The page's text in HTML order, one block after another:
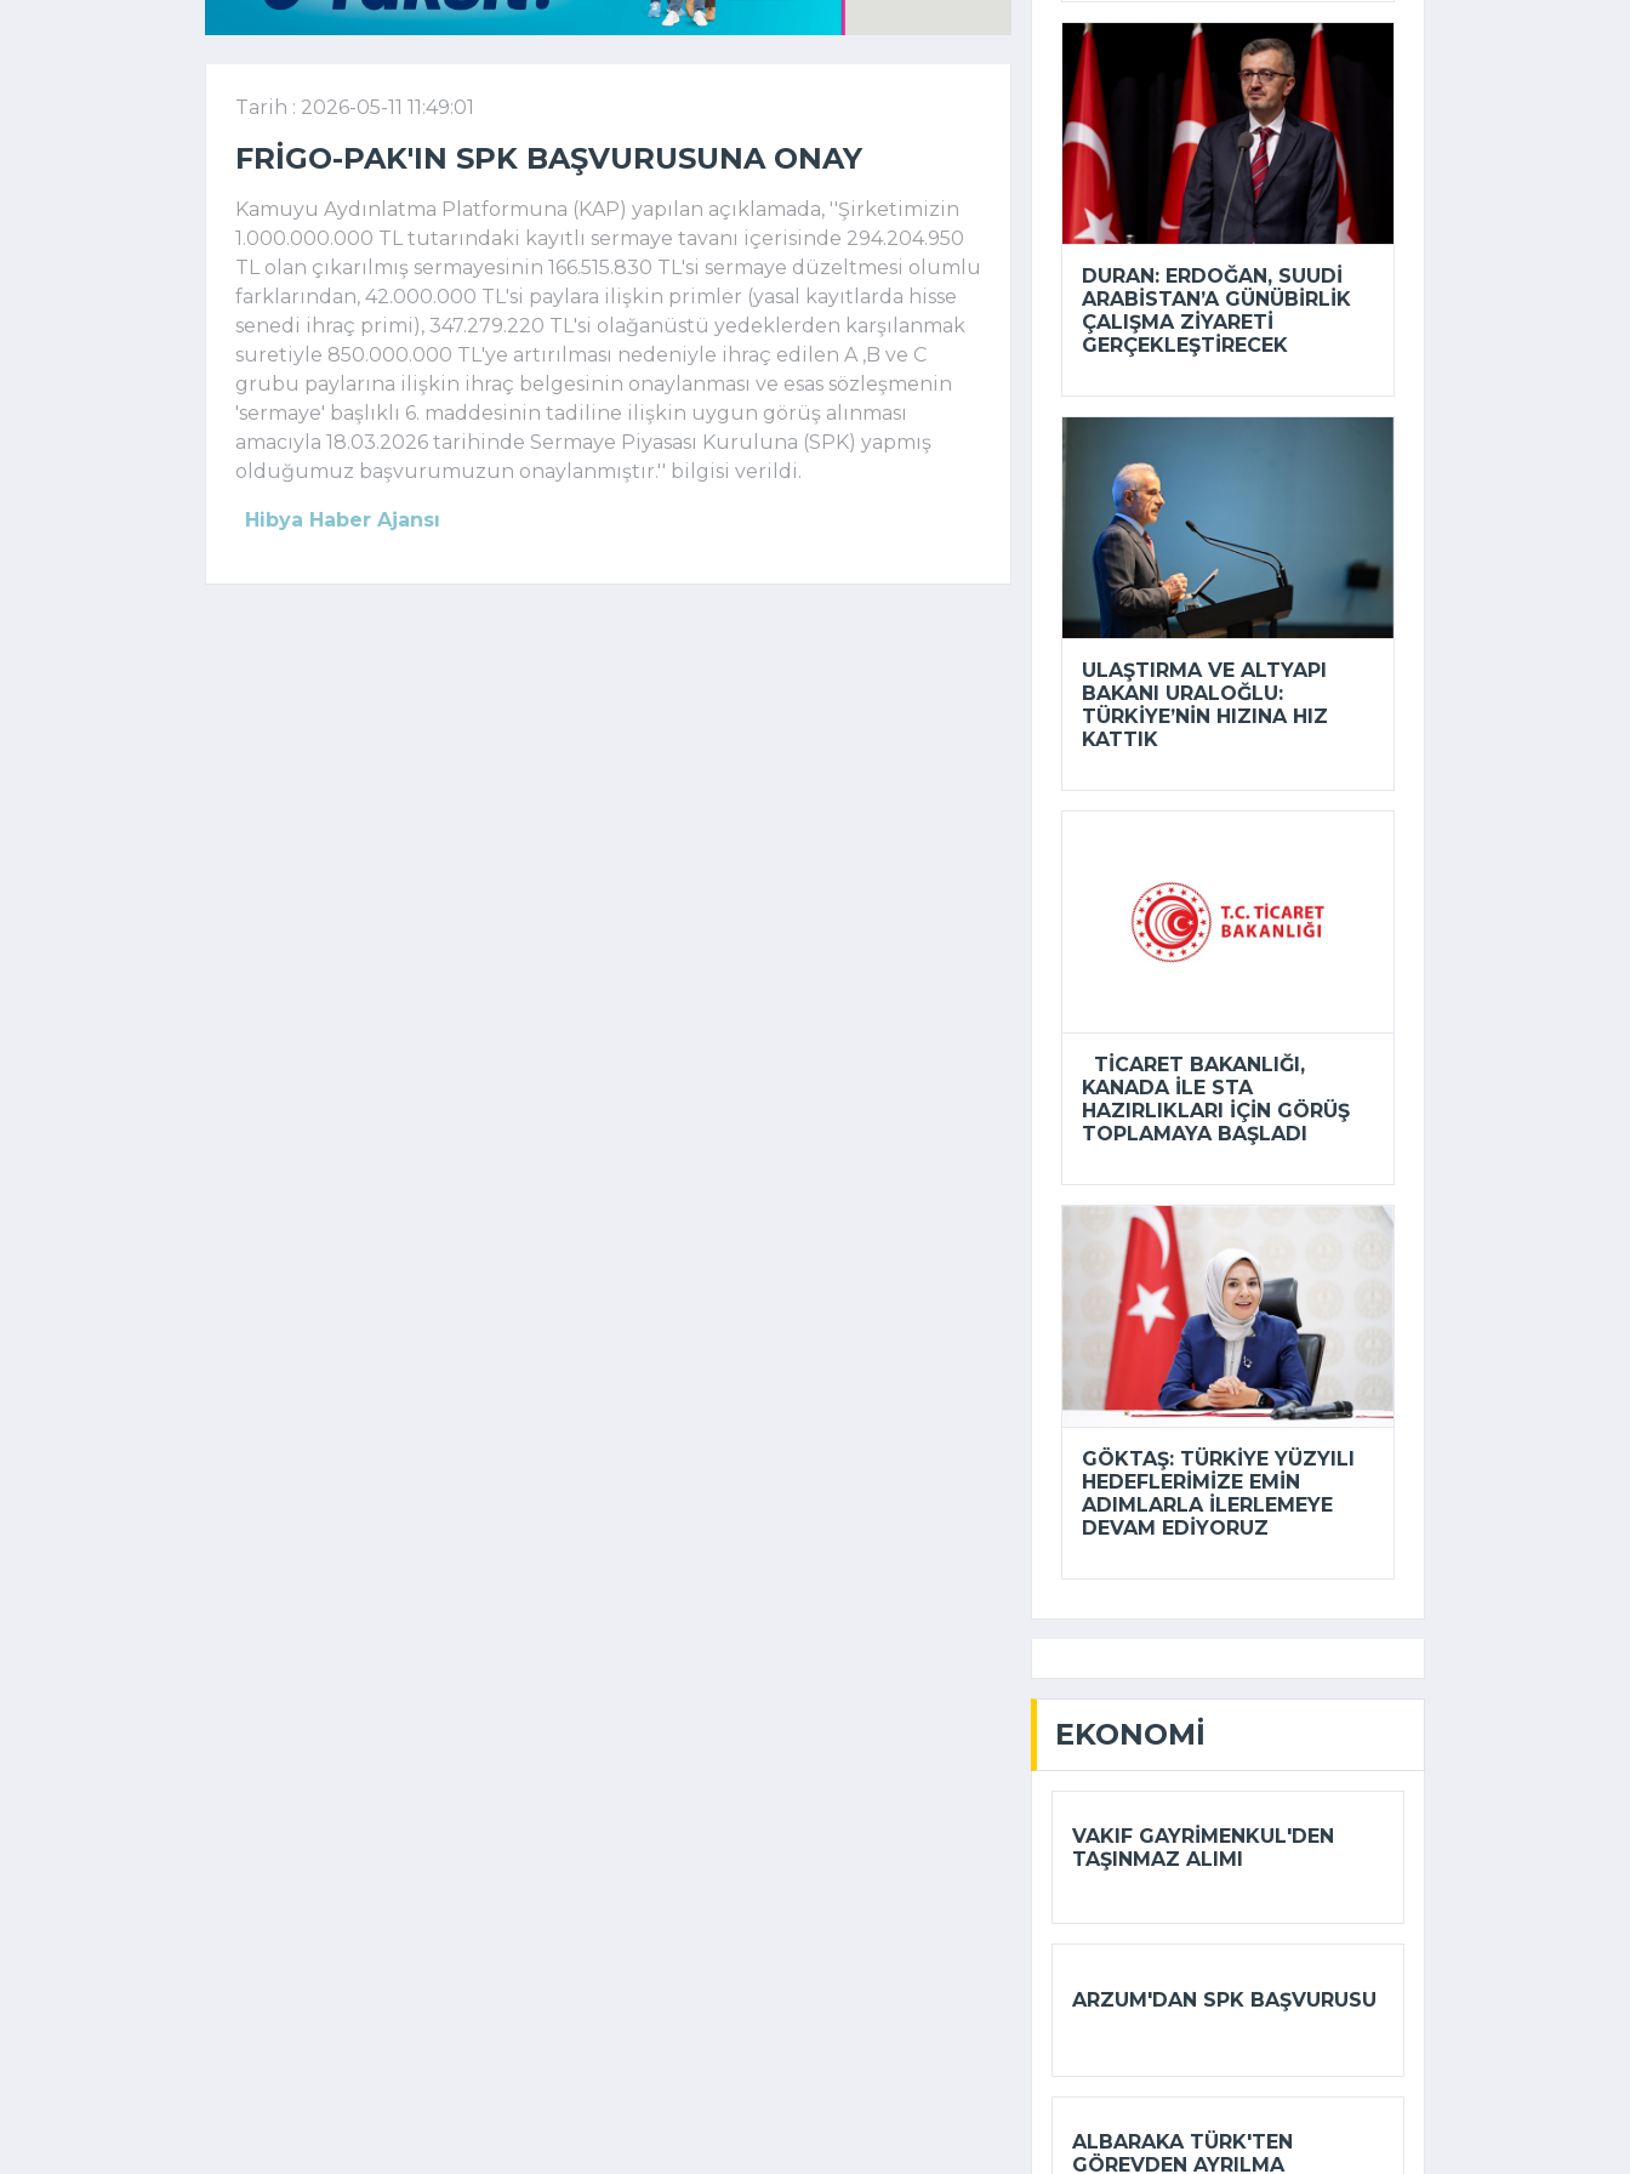
Tarih : 2026-05-11 11:49:01
FRIGO-PAK'IN SPK BAŞVURUSUNA ONAY
Kamuyu Aydınlatma Platformuna (KAP) yapılan açıklamada, ''Şirketimizin
1.000.000.000 TL tutarındaki kayıtlı sermaye tavanı içerisinde 294.204.950
TL olan çıkarılmış sermayesinin 166.515.830 TL'si sermaye düzeltmesi olumlu
farklarından, 42.000.000 TL'si paylara ilişkin primler (yasal kayıtlarda hisse
senedi ihraç primi), 347.279.220 TL'si olağanüstü yedeklerden karşılanmak
suretiyle 850.000.000 TL'ye artırılması nedeniyle ihraç edilen A ,B ve C
grubu paylarına ilişkin ihraç belgesinin onaylanması ve esas sözleşmenin
'sermaye' başlıklı 6. maddesinin tadiline ilişkin uygun görüş alınması
amacıyla 18.03.2026 tarihinde Sermaye Piyasası Kuruluna (SPK) yapmış
olduğumuz başvurumuzun onaylanmıştır.'' bilgisi verildi.
Hibya Haber Ajansı
DURAN: ERDOĞAN, SUUDI
ARABISTAN’A GÜNÜBIRLIK
ÇALIŞMA ZIYARETI
GERÇEKLEŞTIRECEK
ULAŞTIRMA VE ALTYAPI
BAKANI URALOĞLU:
TÜRKIYE’NIN HIZINA HIZ
KATTIK
TICARET BAKANLIĞI,
KANADA ILE STA
HAZIRLIKLARI IÇIN GÖRÜŞ
TOPLAMAYA BAŞLADI
GÖKTAŞ: TÜRKIYE YÜZYILI
HEDEFLERIMIZE EMIN
ADIMLARLA ILERLEMEYE
DEVAM EDIYORUZ
EKONOMI
VAKIF GAYRIMENKUL'DEN
TAŞINMAZ ALIMI
ARZUM'DAN SPK BAŞVURUSU
ALBARAKA TÜRK'TEN
GÖREVDEN AYRILMA